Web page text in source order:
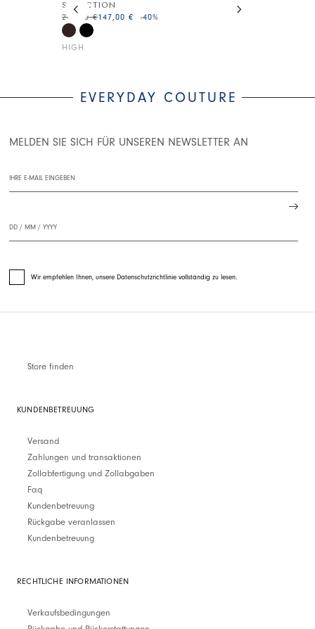
SEDUCTION
HIGH
245,00 €147,00 € -40%
EVERYDAY COUTURE
MELDEN SIE SICH FÜR UNSEREN NEWSLETTER AN
Wir empfehlen Ihnen, unsere Datenschutzrichtlinie vollständig zu lesen.
Store finden
KUNDENBETREUUNG
Versand
Zahlungen und transaktionen
Zollabfertigung und Zollabgaben
Faq
Kundenbetreuung
Rückgabe veranlassen
Kundenbetreuung
RECHTLICHE INFORMATIONEN
Verkaufsbedingungen